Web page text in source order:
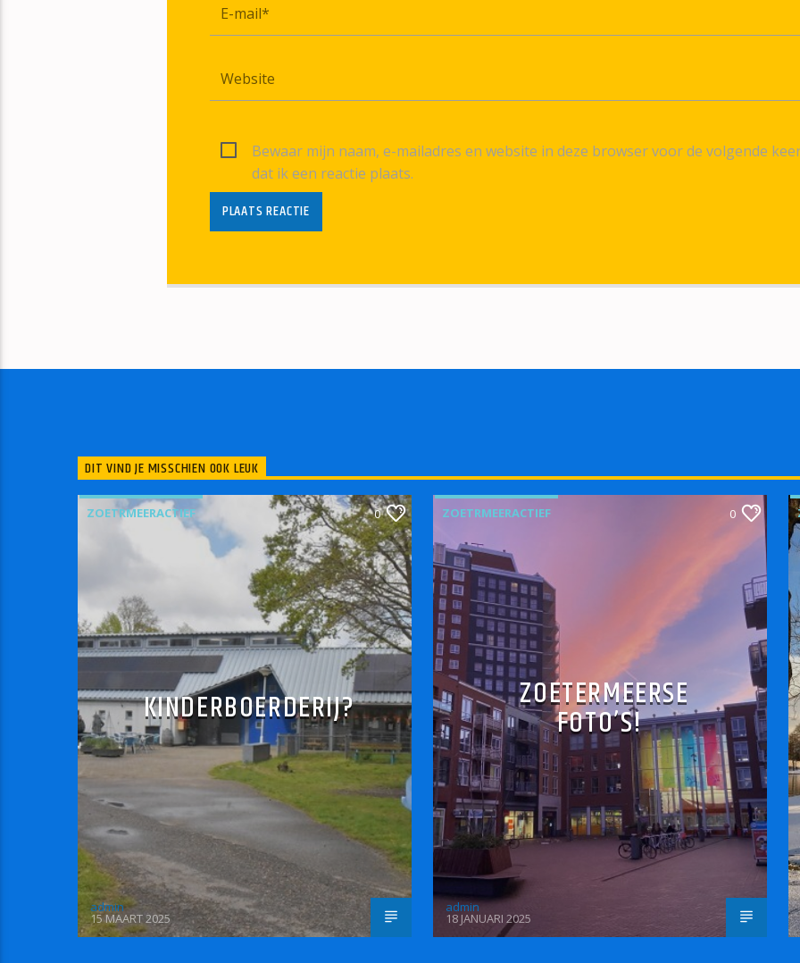
Bewaar mijn naam, e-mailadres en website in deze browser voor de volgende
dat ik een reactie plaats.
DIT VIND JE MISSCHIEN OOK LEUK
ZOETRMEERACTIEF 0
KINDERBOERDERIJ?
admin
15 MAART 2025
ZOETRMEERACTIEF 0
ZOETERMEERSE
FOTO’S!
admin
18 JANUARI 2025